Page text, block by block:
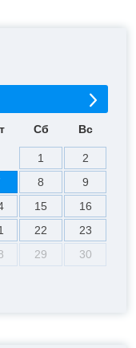
Сб Вс
1
2
8
9
15
16
22
23
29
30